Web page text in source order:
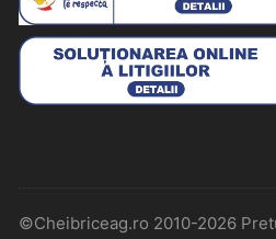
©Cheibriceag.ro 2010-2026